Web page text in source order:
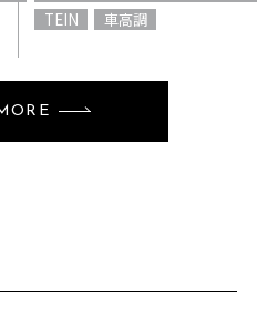
TEIN
車高調